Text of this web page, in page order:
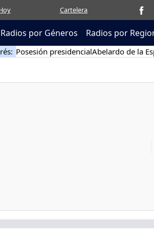
Cartelera
Radios por Géneros Radios por
Posesión presidencialAbelardo de la